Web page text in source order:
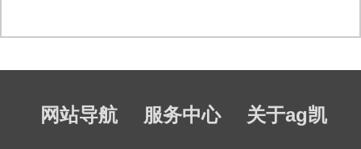
网站导航 服务中心 关于ag凯